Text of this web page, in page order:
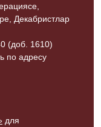
Декабристлар
(доб. 1610)
по адресу
для